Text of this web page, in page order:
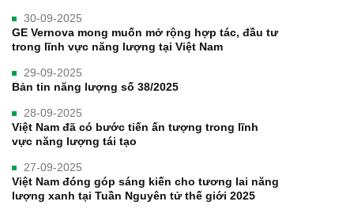
30-09-2025
GE Vernova mong muốn mở rộng hợp tác, đầu tư
trong lĩnh vực năng lượng tại Việt Nam
29-09-2025
Bản tin năng lượng số 38/2025
28-09-2025
Việt Nam đã có bước tiến ấn tượng trong lĩnh
vực năng lượng tái tạo
27-09-2025
Việt Nam đóng góp sáng kiến cho tương lai năng
lượng xanh tại Tuần Nguyên tử thế giới 2025